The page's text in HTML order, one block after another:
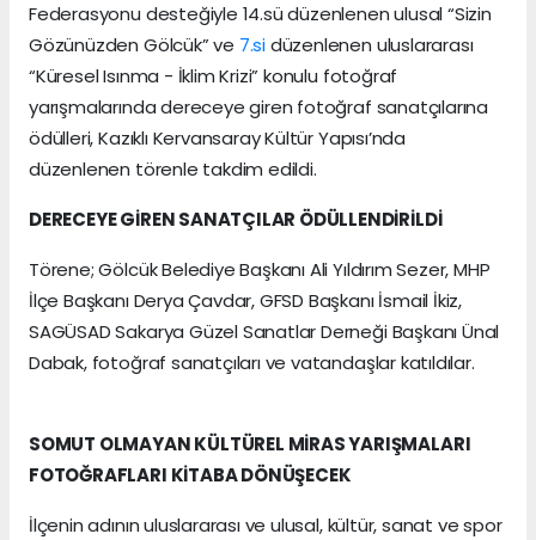
Federasyonu desteğiyle 14.sü düzenlenen ulusal “Sizin
Gözünüzden Gölcük” ve 7.sidüzenlenen uluslararası
“Küresel Isınma - İklim Krizi” konulu fotoğraf
yarışmalarında dereceye giren fotoğraf sanatçılarına
ödülleri, Kazıklı Kervansaray Kültür Yapısı’nda
düzenlenen törenle takdim edildi.
DERECEYE GİREN SANATÇILAR ÖDÜLLENDİRİLDİ
Törene; Gölcük Belediye Başkanı Ali Yıldırım Sezer, MHP
İlçe Başkanı Derya Çavdar, GFSD Başkanı İsmail İkiz,
SAGÜSAD Sakarya Güzel Sanatlar Derneği Başkanı Ünal
Dabak, fotoğraf sanatçıları ve vatandaşlar katıldılar.
SOMUT OLMAYAN KÜLTÜREL MİRAS YARIŞMALARI
FOTOĞRAFLARI KİTABA DÖNÜŞECEK
İlçenin adının uluslararası ve ulusal, kültür, sanat ve spor